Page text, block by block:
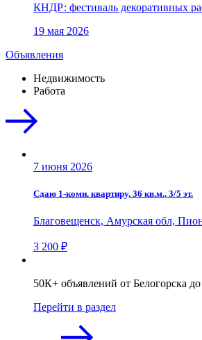
КНДР: фестиваль декоративных
19 мая 2026
Объявления
Недвижимость
Работа
7 июня 2026
Сдаю 1-комн. квартиру, 36 кв.м., 3/5 эт.
Благовещенск, Амурская обл,
3 200 ₽
50К+ объявлений от Белогорска
Перейти в раздел